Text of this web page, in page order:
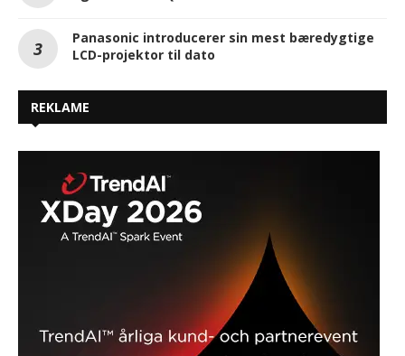
Panasonic introducerer sin mest bæredygtige
LCD-projektor til dato
REKLAME